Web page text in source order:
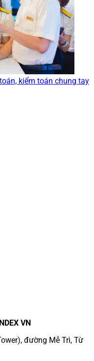
kiểm toán chung tay
VN
đường Mễ Trì, Từ